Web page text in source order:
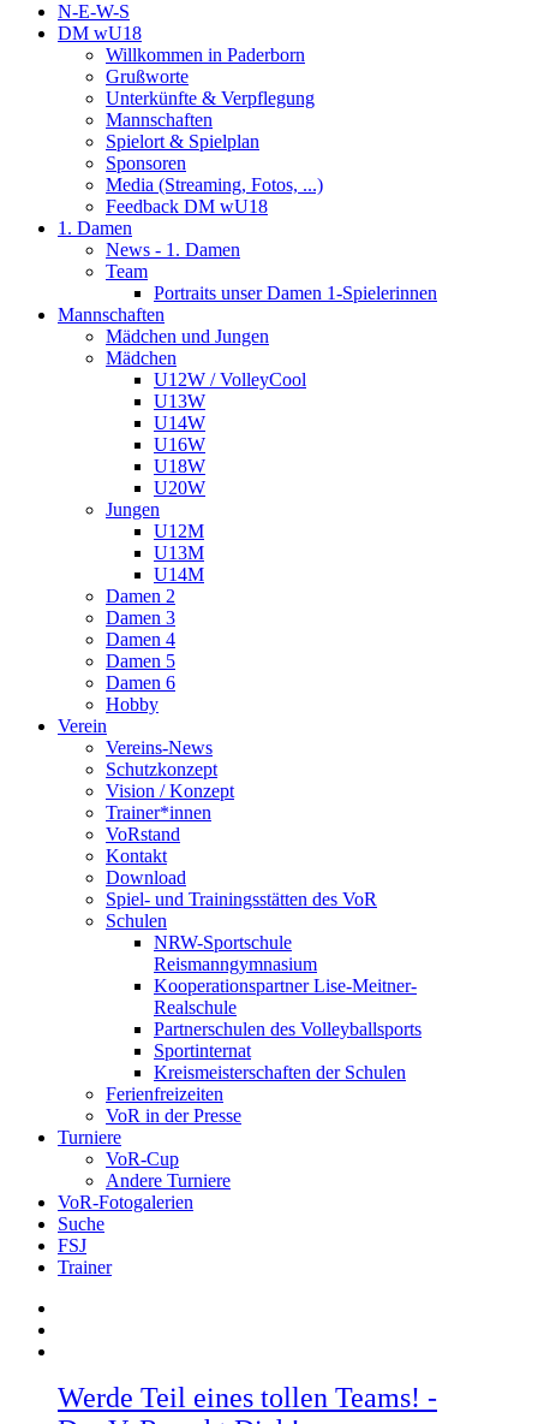
N-E-W-S
DM wU18
Willkommen in Paderborn
Grußworte
Unterkünfte & Verpflegung
Mannschaften
Spielort & Spielplan
Sponsoren
Media (Streaming, Fotos, ...)
Feedback DM wU18
1. Damen
News - 1. Damen
Team
Portraits unser Damen 1-Spielerinnen
Mannschaften
Mädchen und Jungen
Mädchen
U12W / VolleyCool
U13W
U14W
U16W
U18W
U20W
Jungen
U12M
U13M
U14M
Damen 2
Damen 3
Damen 4
Damen 5
Damen 6
Hobby
Verein
Vereins-News
Schutzkonzept
Vision / Konzept
Trainer*innen
VoRstand
Kontakt
Download
Spiel- und Trainingsstätten des VoR
Schulen
NRW-Sportschule
Reismanngymnasium
Kooperationspartner Lise-Meitner-
Realschule
Partnerschulen des Volleyballsports
Sportinternat
Kreismeisterschaften der Schulen
Ferienfreizeiten
VoR in der Presse
Turniere
VoR-Cup
Andere Turniere
VoR-Fotogalerien
Suche
FSJ
Trainer
Werde Teil eines tollen Teams! -